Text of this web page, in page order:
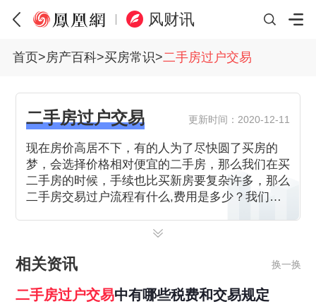
风财讯
首页>房产百科>买房常识>二手房过户交易
二手房过户交易 更新时间：2020-12-11
现在房价高居不下，有的人为了尽快圆了买房的
梦，会选择价格相对便宜的二手房，那么我们在买
二手房的时候，手续也比买新房要复杂许多，那么
二手房交易过户流程有什么,费用是多少？我们一
相关资讯 换一换
二手房过户交易中有哪些税费和交易规定